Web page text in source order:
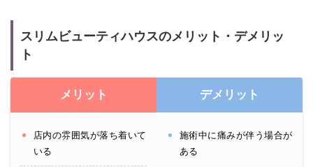
スリムビューティハウスのメリット・デメリッ
ト
メリット
店内の雰囲気が落ち着いて
いる
デメリット
施術中に痛みが伴う場合が
ある